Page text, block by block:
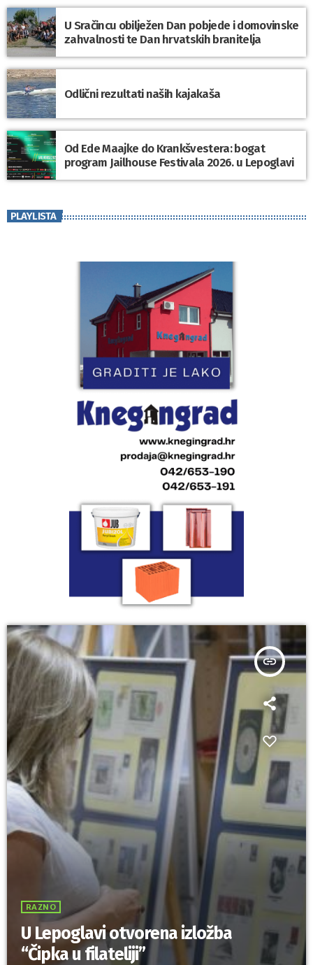
U Sračincu obilježen Dan pobjede i domovinske
zahvalnosti te Dan hrvatskih branitelja
Odlični rezultati naših kajakaša
Od Ede Maajke do Krankšvestera: bogat
program Jailhouse Festivala 2026. u Lepoglavi
PLAYLISTA
insert_link
RAZNO
U Lepoglavi otvorena izložba
“Čipka u filateliji”